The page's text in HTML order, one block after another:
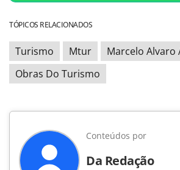
TÓPICOS RELACIONADOS
Turismo Mtur
Marcelo Alvaro
Obras Do Turismo
Conteúdos por
Da Redação